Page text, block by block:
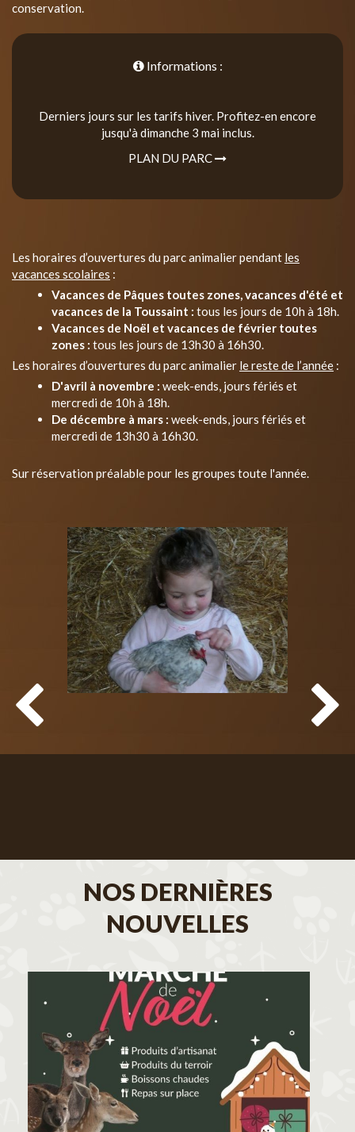
conservation.
Informations :
Derniers jours sur les tarifs hiver. Profitez-en encore
jusqu'à dimanche 3 mai inclus.
PLAN DU PARC
Les horaires d’ouvertures du parc animalier pendant les
vacances scolaires :
Vacances de Pâques toutes zones, vacances d'été et
vacances de la Toussaint : tous les jours de 10h à 18h.
Vacances de Noël et vacances de février toutes
zones : tous les jours de 13h30 à 16h30.
Les horaires d’ouvertures du parc animalier le reste de l’année :
D'avril à novembre : week-ends, jours fériés et
mercredi de 10h à 18h.
De décembre à mars : week-ends, jours fériés et
mercredi de 13h30 à 16h30.
Sur réservation préalable pour les groupes toute l'année.
NOS DERNIÈRES
NOUVELLES